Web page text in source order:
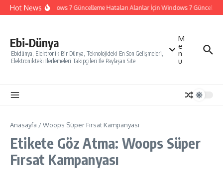
İçeriğe atla
Hot NewsWindows 7 Güncelleme Hataları Alanlar İçin Windows 7
Ebi-Dünya
Ebidünya, Elektronik Bir Dünya, Teknolojideki En Son Gelişmeleri,
Elektronikteki İlerlemeleri Takipçileri İle Paylaşan Site
M
e
n
u
Anasayfa /Woops Süper Fırsat Kampanyası
Etikete Göz Atma: Woops Süper
Fırsat Kampanyası